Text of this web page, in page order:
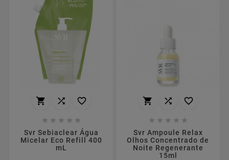
  
    
Svr Sebiaclear Água
Micelar Eco Refill 400
mL
  
    
Svr Ampoule Relax
Olhos Concentrado de
Noite Regenerante
15ml